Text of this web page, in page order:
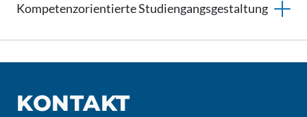
KompetenzorientierteStudiengangsgestaltung
KONTAKT